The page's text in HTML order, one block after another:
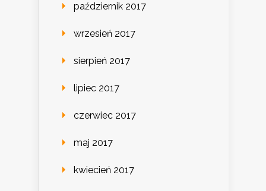
październik 2017
wrzesień 2017
sierpień 2017
lipiec 2017
czerwiec 2017
maj 2017
kwiecień 2017